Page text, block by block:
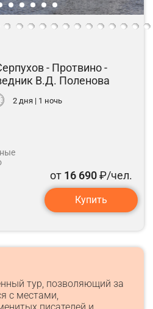
- Протвино -
В.Д. Поленова
2 дня | 1 ночь
от 16 690₽/чел.
Купить
тур, позволяющий за
с местами,
писателей и